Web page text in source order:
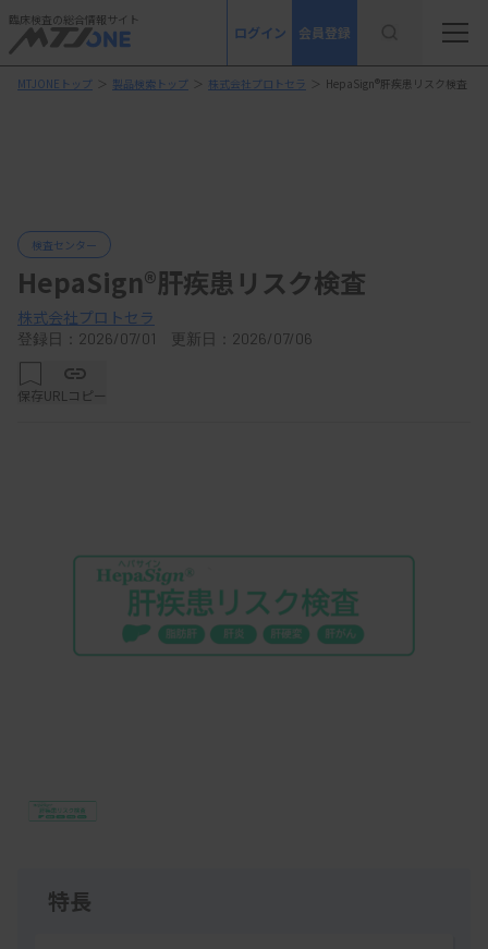
臨床検査の総合情報サイト
ログイン 会員登録
MTJONEトップ ＞ 製品検索トップ ＞ 株式会社プロトセラ ＞ HepaSign®肝疾患リスク検査
検査センター
HepaSign®肝疾患リスク検査
株式会社プロトセラ
登録日：2026/07/01 更新日：2026/07/06
保存URLコピー
of
特長